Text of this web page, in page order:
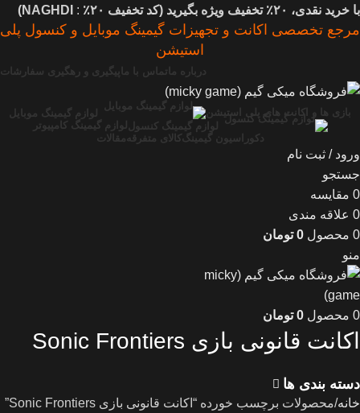
با خرید نقدی، ۲۰٪ تخفیف ویژه بگیرید ( کد تخفیف ۲۰٪ :
NAGHDI)
مرجع تخصصی اکانت و تجهیزات گیمینگ موبایل و کنسول پلی
استیشن
درباره ما تماس با ما پیگیری و رهگیری سفارشات
بازی ها و اکانت های پلی استیشن
لوازم گیمینگ موبایل
لوازم گیمینگ کنسول
لوازم گیمینگ کامپیوتر
دکوراسیون گیمینگکالای متفرقه مقالات
ورود / ثبت نام
جستجو
0 مقایسه
0 علاقه مندی
0 محصول 0 تومان
منو
0 محصول 0 تومان
اکانت قانونی بازی Sonic Frontiers
دسته بندی ها
خانه محصولات برچسب خورده “اکانت قانونی بازی Sonic Frontiers”